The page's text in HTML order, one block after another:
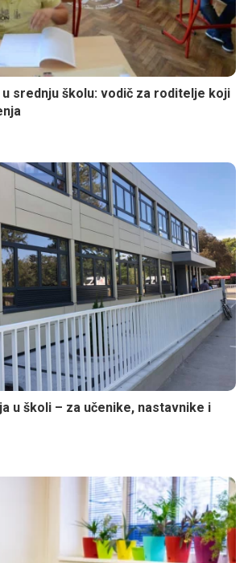
u srednju školu: vodič za roditelje koji
u školi – za učenike, nastavnike i